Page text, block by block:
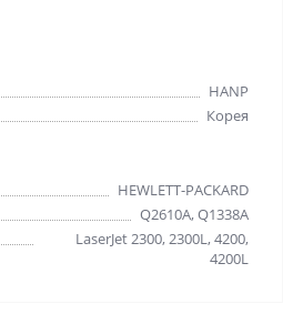
HANP
Корея
HEWLETT-PACKARD
Q2610A, Q1338A
LaserJet 2300, 2300L, 4200,
4200L